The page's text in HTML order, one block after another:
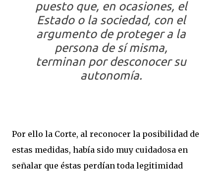
puesto que, en ocasiones, el
Estado o la sociedad, con el
argumento de proteger a la
persona de sí misma,
terminan por desconocer su
autonomía.
Por ello la Corte, al reconocer la posibilidad de
estas medidas, había sido muy cuidadosa en
señalar que éstas perdían toda legitimidad